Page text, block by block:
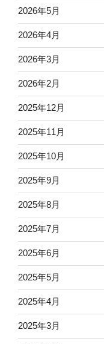
2026年5月
2026年4月
2026年3月
2026年2月
2025年12月
2025年11月
2025年10月
2025年9月
2025年8月
2025年7月
2025年6月
2025年5月
2025年4月
2025年3月